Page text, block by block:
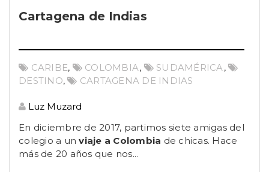
Cartagena de Indias
CARIBE, COLOMBIA, SUDAMÉRICA,
DESTINO, CARTAGENA DE INDIAS
Luz Muzard
En diciembre de 2017, partimos siete amigas del
colegio a unviaje a Colombia de chicas. Hace
más de 20 años que nos...